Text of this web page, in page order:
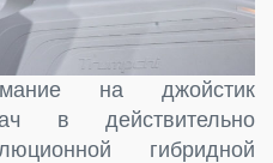
на джойстик
в действительно
гибридной